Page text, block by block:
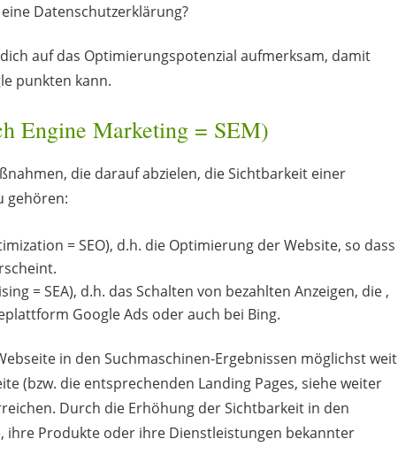
Datenschutzerklärung?
auf das Optimierungspotenzial aufmerksam, damit
punkten kann.
Engine Marketing = SEM)
die darauf abzielen, die Sichtbarkeit einer
gehören:
= SEO), d.h. die Optimierung der Website, so dass
= SEA), d.h. das Schalten von bezahlten Anzeigen, die ,
Google Ads oder auch bei Bing.
in den Suchmaschinen-Ergebnissen möglichst weit
(bzw. die entsprechenden Landing Pages, siehe weiter
Durch die Erhöhung der Sichtbarkeit in den
Produkte oder ihre Dienstleistungen bekannter